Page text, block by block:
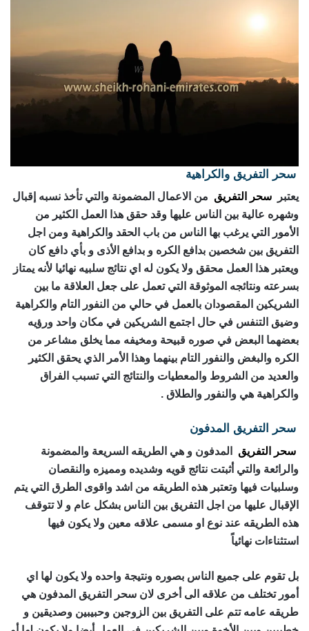
سحر التفريق والكراهية
يعتبر سحر التفريق من الاعمال المضمونة والتي تأخذ نسبه إقبال
وشهره عالية بين الناس عليها وقد حقق هذا العمل الكثير من
الأمور التي يرغب بها الناس من باب الحقد والكراهية ومن اجل
التفريق بين شخصين بدافع الكره و بدافع الأذى و بأي دافع كان
ويعتبر هذا العمل محقق ولا يكون له اي نتائج سلبيه نهائيا لأنه يمتاز
بسرعته ونتائجه الموثوقة التي تعمل على جعل العلاقة ما بين
الشريكين المقصودان بالعمل في حالي من النفور التام والكراهية
وضيق التنفس في حال اجتمع الشريكين في مكان واحد ورؤيه
بعضهما البعض في صوره قبيحة ومخيفه مما يخلق مشاعر من
الكره والبغض والنفور التام بينهما وهذا الأمر الذي يحقق الكثير
والعديد من الشروط والمعطيات والنتائج التي تسبب الفراق
والكراهية هي والنفور والطلاق .
سحر التفريق المدفون
سحر التفريق
المدفون و هي الطريقه السريعة والمضمونة
والرائعة والتي أثبتت نتائج قويه وشديده ومميزه والنقصان
وسلبيات فيها وتعتبر هذه الطريقه من اشد واقوى الطرق التي يتم
الإقبال عليها من اجل التفريق بين الناس بشكل عام و لا تتوقف
هذه الطريقه عند نوع او مسمى علاقه معين ولا يكون فيها
استثناءات نهائياً
بل تقوم على جميع الناس بصوره ونتيجة واحده ولا يكون لها اي
أمور تختلف من علاقه الى أخرى لان سحر التفريق المدفون هي
طريقه عامه تتم على التفريق بين الزوجين وحبيبين وصديقين و